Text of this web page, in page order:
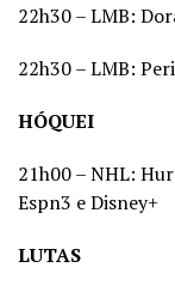
22h30 – LMB:
22h30 – LMB:
HÓQUEI
21h00 – NHL:
Espn3 e Disney+
LUTAS